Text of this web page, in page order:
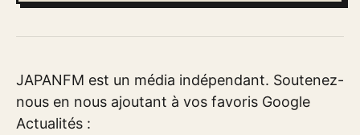
JAPANFM est un média indépendant. Soutenez-
nous en nous ajoutant à vos favoris Google
Actualités :